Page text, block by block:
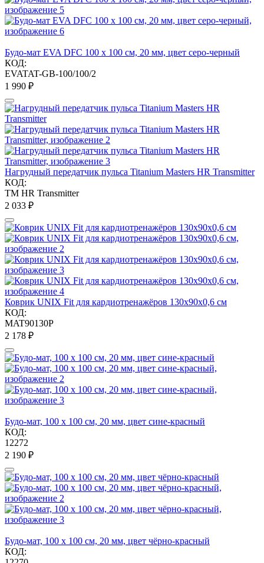
Будо-мат EVA DFC 100 x 100 см, 20 мм, цвет серо-черный
КОД:
EVATAT-GB-100/100/2
1 990 ₽
Нагрудный передатчик пульса Titanium Masters HR Transmitter
КОД:
TM HR Transmitter
2 033 ₽
Коврик UNIX Fit для кардиотренажёров 130x90x0,6 см
КОД:
MAT90130P
2 178 ₽
Будо-мат, 100 x 100 см, 20 мм, цвет сине-красный
КОД:
12272
2 190 ₽
Будо-мат, 100 x 100 см, 20 мм, цвет чёрно-красный
КОД: